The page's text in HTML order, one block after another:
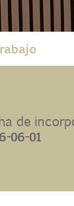
de
06-01